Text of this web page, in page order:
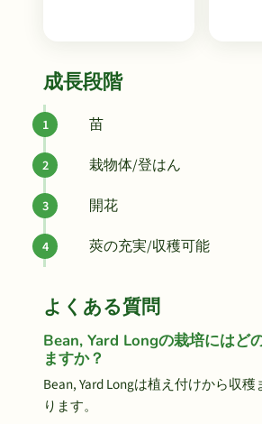
成長段階
苗
栽物体/登はん
開花
莢の充実/収穫可能
よくある質問
Bean, Yard Longの栽培にはど
ますか？
Bean, Yard Longは植え付けから収
ります。